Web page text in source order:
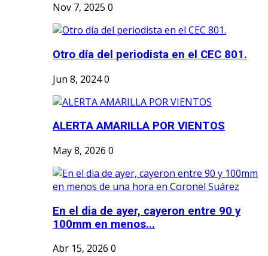
Nov 7, 2025 0
Otro día del periodista en el CEC 801.
Jun 8, 20240
ALERTA AMARILLA POR VIENTOS
May 8, 2026 0
En el dia de ayer, cayeron entre 90 y
100mm en menos...
Abr 15, 2026 0